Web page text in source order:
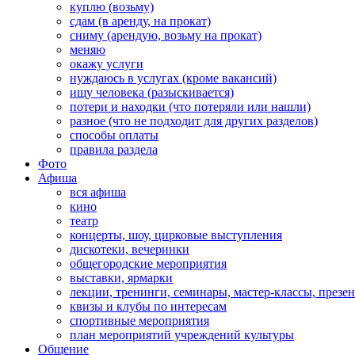
куплю (возьму)
сдам (в аренду, на прокат)
сниму (арендую, возьму на прокат)
меняю
окажу услуги
нуждаюсь в услугах (кроме вакансий)
ищу человека (разыскивается)
потери и находки (что потеряли или нашли)
разное (что не подходит для других разделов)
способы оплаты
правила раздела
Фото
Афиша
вся афиша
кино
театр
концерты, шоу, цирковые выступления
дискотеки, вечеринки
общегородские мероприятия
выставки, ярмарки
лекции, тренинги, семинары, мастер-классы,
квизы и клубы по интересам
спортивные мероприятия
план мероприятий учреждений культуры
Общение